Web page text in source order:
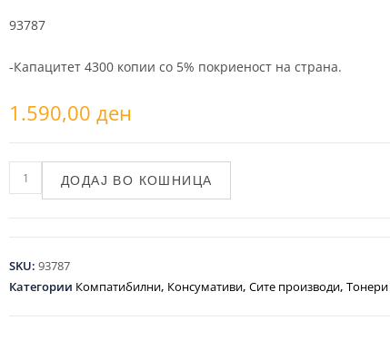
93787
-Капацитет 4300 копии со 5% покриеност на страна.
1.590,00 ден
ДОДАЈ ВО КОШНИЦА
SKU: 93787
Категории Компатибилни, Консумативи, Сите производи, Тонери